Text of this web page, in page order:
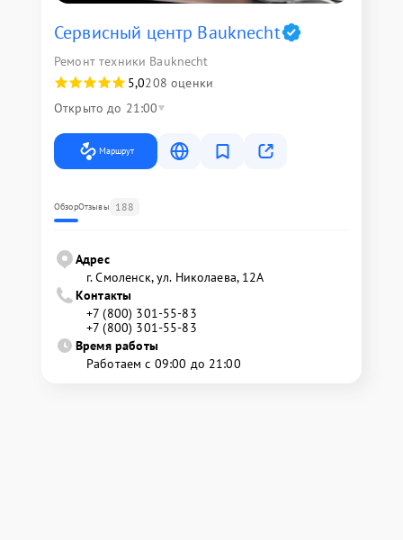
Сервисный центр Bauknecht
Ремонт техники Bauknecht
5,0208 оценки
Открыто до 21:00
Маршрут
ОбзорОтзывы 188
Адрес
г. Смоленск, ул. Николаева, 12А
Контакты
+7 (800) 301-55-83
+7 (800) 301-55-83
Время работы
Работаем с 09:00 до 21:00